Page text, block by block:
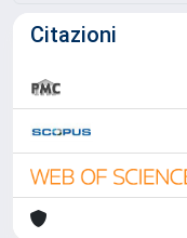
Citazioni